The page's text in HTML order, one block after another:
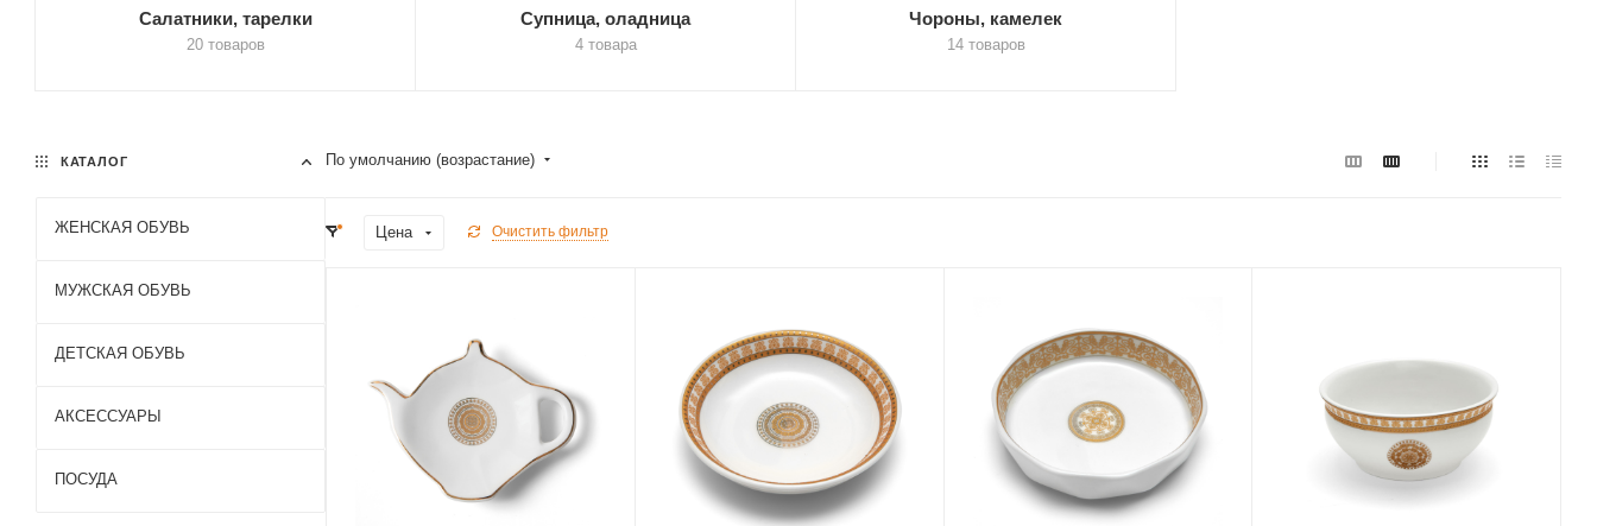
Салатники, тарелки
20 товаров
Супница, оладница
4 товара
Чороны, камелек
14 товаров
По умолчанию (возрастание)
Цена Очистить фильтр
КАТАЛОГ
ЖЕНСКАЯ ОБУВЬ
МУЖСКАЯ ОБУВЬ
ДЕТСКАЯ ОБУВЬ
АКСЕССУАРЫ
ПОСУДА